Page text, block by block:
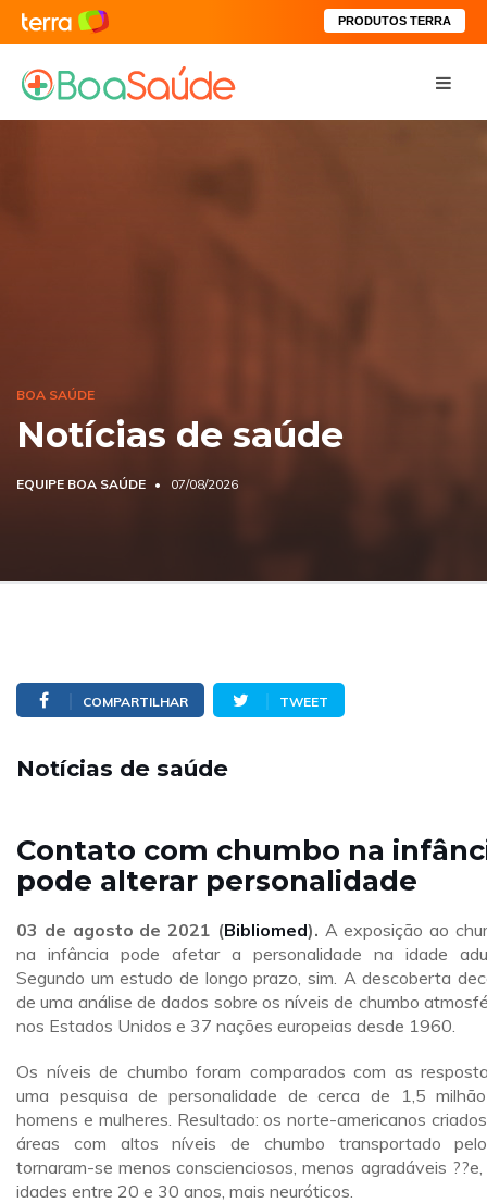
PRODUTOS TERRA
BOA SAÚDE
Notícias de saúde
EQUIPE BOA SAÚDE 07/08/2026
COMPARTILHAR TWEET
Notícias de saúde
Contato com chumbo na
pode alterar personalidade
03 de agosto de 2021 (Bibliomed). A exposição ao
na infância pode afetar a personalidade na idade
Segundo um estudo de longo prazo, sim. A descoberta
de uma análise de dados sobre os níveis de chumbo
nos Estados Unidos e 37 nações europeias desde 1960.
Os níveis de chumbo foram comparados com as
uma pesquisa de personalidade de cerca de 1,5
homens e mulheres. Resultado: os norte-americanos
áreas com altos níveis de chumbo transportado
tornaram-se menos conscienciosos, menos agradáveis
idades entre 20 e 30 anos, mais neuróticos.